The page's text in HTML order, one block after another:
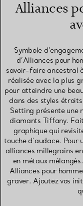
Alliances
Symbole
d’Alliances pour
savoir-faire ancestral
réalisée avec la plus
pour atteindre une
dans des styles
Setting présente une
diamants Tiffany.
graphique qui
touche d’audace. Pour
alliances millegrains
en métaux
Alliances pour
graver. Ajoutez vos